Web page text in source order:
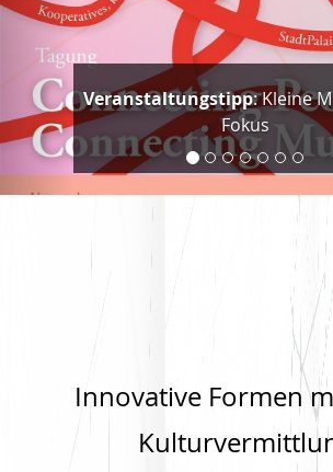
Veranstaltungstipp: Kleine
Fokus
Innovative Formen